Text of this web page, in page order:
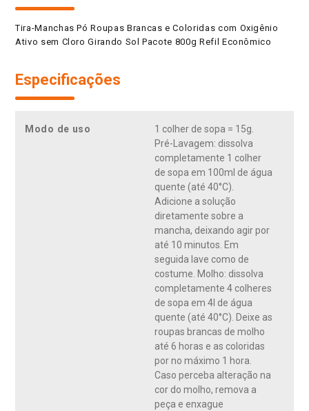
Tira-Manchas Pó Roupas Brancas e Coloridas com Oxigênio
Ativo sem Cloro Girando Sol Pacote 800g Refil Econômico
Especificações
Modo de uso
1 colher de sopa = 15g.
Pré-Lavagem: dissolva
completamente 1 colher
de sopa em 100ml de água
quente (até 40°C).
Adicione a solução
diretamente sobre a
mancha, deixando agir por
até 10 minutos. Em
seguida lave como de
costume. Molho: dissolva
completamente 4 colheres
de sopa em 4l de água
quente (até 40°C). Deixe as
roupas brancas de molho
até 6 horas e as coloridas
por no máximo 1 hora.
Caso perceba alteração na
cor do molho, remova a
peça e enxague